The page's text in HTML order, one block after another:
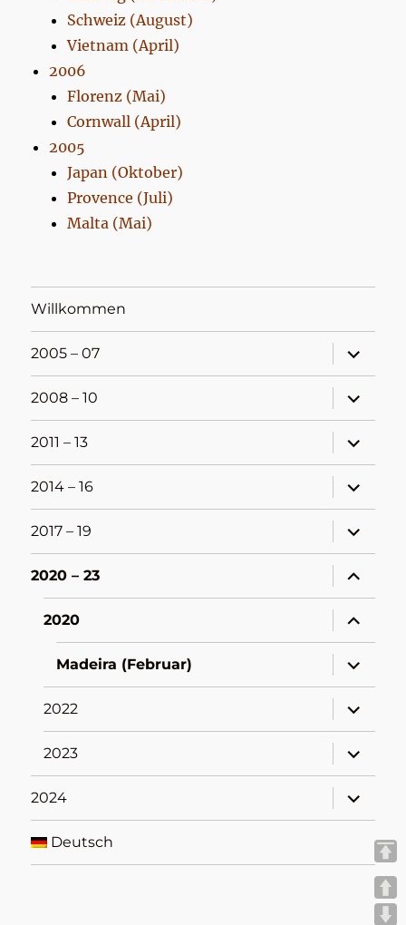
Schweiz (August)
Vietnam (April)
2006
Florenz (Mai)
Cornwall (April)
2005
Japan (Oktober)
Provence (Juli)
Malta (Mai)
Willkommen
2005 – 07
öffnen
2008 – 10
öffnen
2011 – 13
öffnen
2014 – 16
öffnen
2017 – 19
öffnen
2020 – 23
öffnen
2020
öffnen
Madeira (Februar)
öffnen
2022
öffnen
2023
öffnen
2024
öffnen
Deutsch